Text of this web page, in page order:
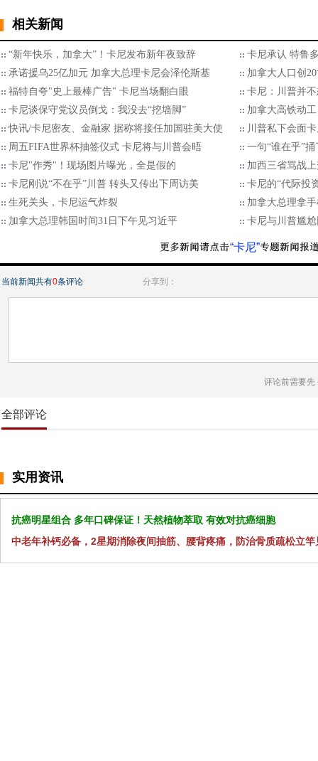
相关新闻
“新年快乐，加拿大”！卡尼发布新年夜致辞
卡尼承认 特鲁
承诺援乌25亿加元 加拿大总理卡尼会泽伦斯基
加拿大人口创
福特自夸"史上最棒广告" 卡尼当场翻白眼
卡尼：川普并
卡尼谈保守党议员倒戈：我没去“挖墙脚”
加拿大高铁动工
快讯/卡尼密友、金融家 据称将接任加国驻美大使
川普私下会面
周五FIFA世界杯抽签仪式 卡尼将与川普会晤
一句“谁在乎”
卡尼"作秀"！现场图片曝光，全是假的
加西三省骂战
卡尼刚说“不在乎”川普 转头又传出下周访美
卡尼的“代际投
生死关头，卡尼运气炸裂
加拿大总理拿
加拿大总理韩国时间31日下午见习近平
卡尼与川普尴
“卡尼”
当前新闻共有0条评论 分享到：
评论前需要先
全部评论
实用资讯
抗癌明星组合 多年口碑保证！天然植物萃取 有效对抗癌细胞
中老年补钙必备，2星期消除夜间抽筋、腰背疼痛，防治骨质疏松立竿